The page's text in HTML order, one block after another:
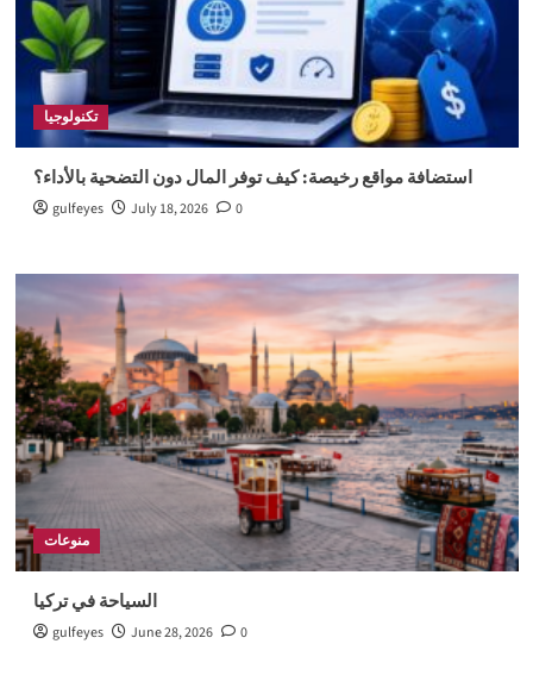
تكنولوجيا
استضافة مواقع رخيصة: كيف توفر المال دون التضحية بالأداء؟
gulfeyes July 18, 2026 0
منوعات
السياحة في تركيا
gulfeyes June 28, 2026 0